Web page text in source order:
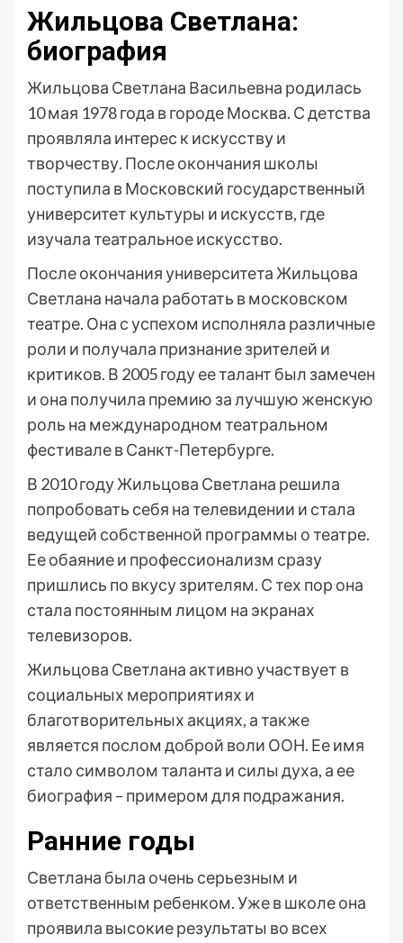
Жильцова Светлана:
биография
Жильцова Светлана Васильевна родилась
10 мая 1978 года в городе Москва. С детства
проявляла интерес к искусству и
творчеству. После окончания школы
поступила в Московский государственный
университет культуры и искусств, где
изучала театральное искусство.
После окончания университета Жильцова
Светлана начала работать в московском
театре. Она с успехом исполняла различные
роли и получала признание зрителей и
критиков. В 2005 году ее талант был замечен
и она получила премию за лучшую женскую
роль на международном театральном
фестивале в Санкт-Петербурге.
В 2010 году Жильцова Светлана решила
попробовать себя на телевидении и стала
ведущей собственной программы о театре.
Ее обаяние и профессионализм сразу
пришлись по вкусу зрителям. С тех пор она
стала постоянным лицом на экранах
телевизоров.
Жильцова Светлана активно участвует в
социальных мероприятиях и
благотворительных акциях, а также
является послом доброй воли ООН. Ее имя
стало символом таланта и силы духа, а ее
биография – примером для подражания.
Ранние годы
Светлана была очень серьезным и
ответственным ребенком. Уже в школе она
проявила высокие результаты во всех